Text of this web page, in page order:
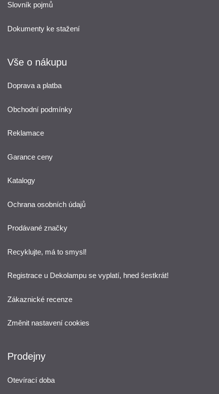
Slovník pojmů
Dokumenty ke stažení
Vše o nákupu
Doprava a platba
Obchodní podmínky
Reklamace
Garance ceny
Katalogy
Ochrana osobních údajů
Prodávané značky
Recyklujte, má to smysl!
Registrace u Dekolampu se vyplatí, hned šestkrát!
Zákaznické recenze
Změnit nastavení cookies
Prodejny
Otevírací doba